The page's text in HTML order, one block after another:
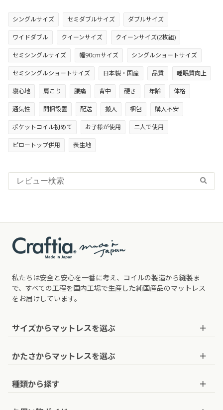
シングルサイズ セミダブルサイズ ダブルサイズ
ワイドダブル クイーンサイズ クイーンサイズ(2枚組)
セミシングルサイズ 幅90cmサイズ シングルショートサイズ
セミシングルショートサイズ 日本製・国産 品質 睡眠質向上
寝心地 肩こり 腰痛 背中 硬さ 年齢 体格
通気性 開梱設置 配送 搬入 梱包 購入不安
ポケットコイル初めて お子様が使用 二人で使用
ピロートップ併用 表生地
私たちは安全と安心を一番に考え、コイルの製造から縫製ま
で、すべての工程を国内工場で生産した純国産品のマットレス
をお届けしています。
サイズからマットレスを選ぶ
セミシングル：幅80cm×長さ195cm
セミシングル90
かたさからマットレスを選ぶ
ややかためのマットレス
種類から探す